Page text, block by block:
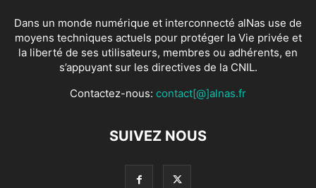
Dans un monde numérique et interconnecté alNas use de
moyens techniques actuels pour protéger la Vie privée et
la liberté de ses utilisateurs, membres ou adhérents, en
s’appuyant sur les directives de la CNIL.
Contactez-nous: contact[@]alnas.fr
SUIVEZ NOUS